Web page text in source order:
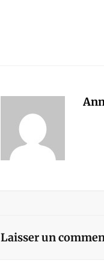
Laisser un